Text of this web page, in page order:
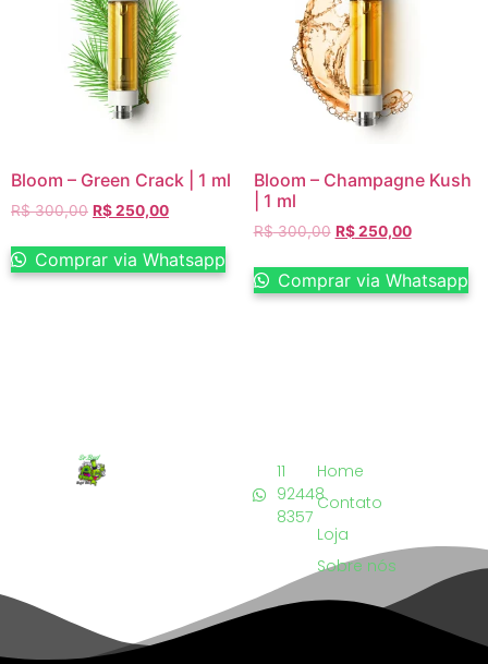
Bloom – Green Crack | 1 ml
R$300,00 R$250,00
Comprar via Whatsapp
Bloom – Champagne Kush
| 1 ml
R$300,00 R$250,00
Comprar via Whatsapp
Home
Contato
Loja
Sobre nós
11
92448
8357